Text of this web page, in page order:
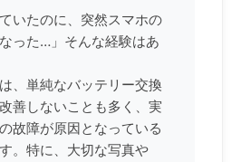
いたのに、突然スマホの
った…」そんな経験はあ
、単純なバッテリー交換
善しないことも多く、実
故障が原因となっている
。特に、大切な写真や